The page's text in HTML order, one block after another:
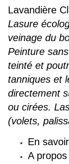
Lavandière
Lasure
veinage du
Peinture
teinté et
tanniques et
directement
ou cirées.
(volets,
En
A